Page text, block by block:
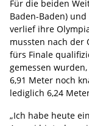
Für die beiden
Baden-Baden)
verlief ihre
mussten nach der
fürs Finale
gemessen
6,91 Meter noch
lediglich 6,24
„Ich habe heute